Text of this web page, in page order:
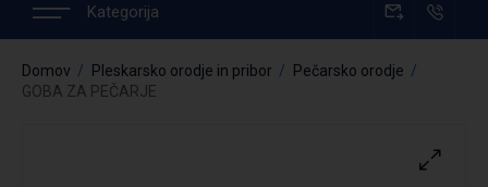
Kategorija
Domov Pleskarsko orodje in pribor
Pečarsko orodje
GOBA ZA PEČARJE